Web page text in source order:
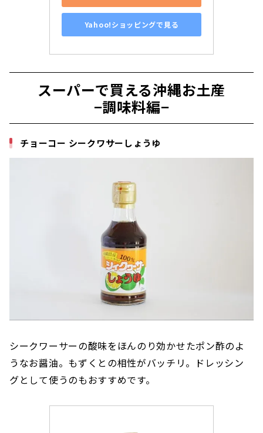
Yahoo!ショッピングで見る
スーパーで買える沖縄お土産
−調味料編−
チョーコー シークワサーしょうゆ
シークワーサーの酸味をほんのり効かせたポン酢のよ
うなお醤油。もずくとの相性がバッチリ。ドレッシン
グとして使うのもおすすめです。